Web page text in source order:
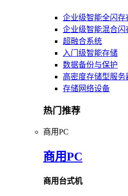
企业级智能全闪存
企业级智能混合闪
超融合系统
入门级智能存储
数据备份与保护
高密度存储型服务
存储网络设备
热门推荐
商用PC
商用PC
商用台式机